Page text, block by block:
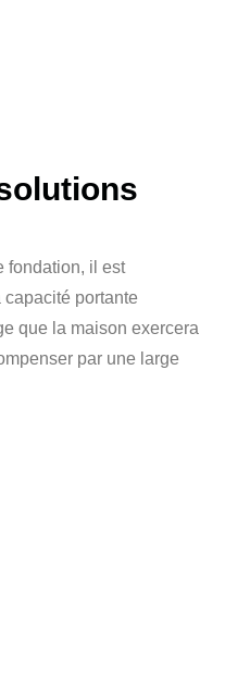
fondation, il est
portante
que la maison exercera
par une large